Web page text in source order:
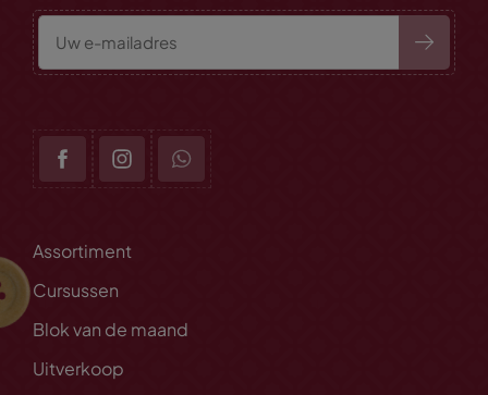
Assortiment
Cursussen
Blok van de maand
Uitverkoop